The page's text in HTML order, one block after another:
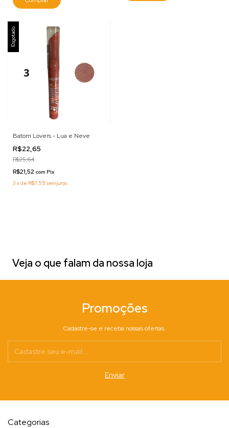
Esgotado
Batom Lovers - Lua e Neve
R$22,65
R$25,64
R$21,52 com Pix
3 xde R$7,55 sem juros
Veja o que falam da nossa loja
Promoções
Cadastre-se e receba nossas ofertas.
Categorias